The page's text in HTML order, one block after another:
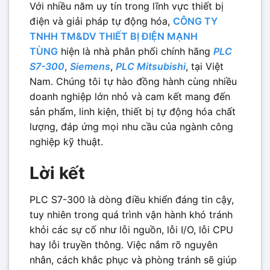
Với nhiều năm uy tín trong lĩnh vực thiết bị
điện và giải pháp tự động hóa, CÔNG TY
TNHH TM&DV THIẾT BỊ ĐIỆN MẠNH
TÙNG hiện là nhà phân phối chính hãng PLC
S7-300, Siemens, PLC Mitsubishi, tại Việt
Nam. Chúng tôi tự hào đồng hành cùng nhiều
doanh nghiệp lớn nhỏ và cam kết mang đến
sản phẩm, linh kiện, thiết bị tự động hóa chất
lượng, đáp ứng mọi nhu cầu của ngành công
nghiệp kỹ thuật.
Lời kết
PLC S7-300 là dòng điều khiển đáng tin cậy,
tuy nhiên trong quá trình vận hành khó tránh
khỏi các sự cố như lỗi nguồn, lỗi I/O, lỗi CPU
hay lỗi truyền thông. Việc nắm rõ nguyên
nhân, cách khắc phục và phòng tránh sẽ giúp